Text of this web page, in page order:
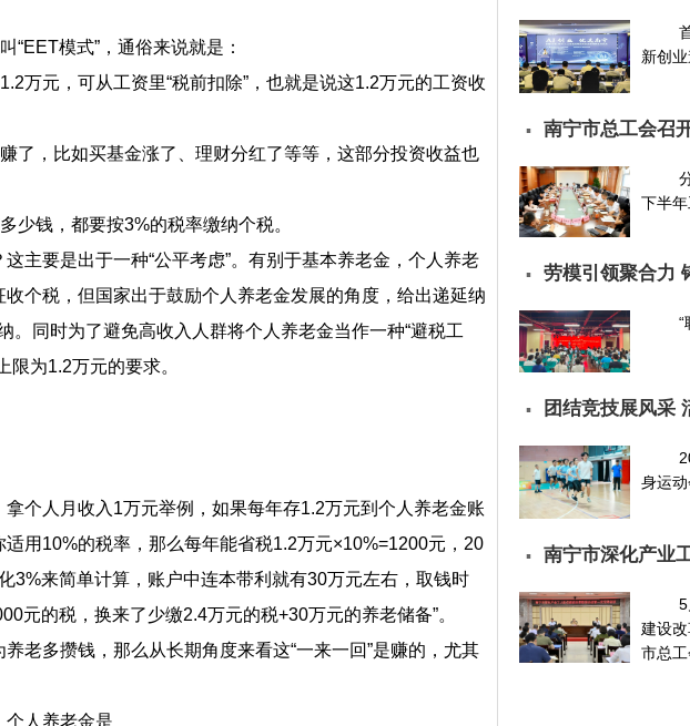
模式”，通俗来说就是：
元，可从工资里“税前扣除”，也就是说这1.2万元的工资收
，比如买基金涨了、理财分红了等等，这部分投资收益也
钱，都要按3%的税率缴纳个税。
要是出于一种“公平考虑”。有别于基本养老金，个人养老
个税，但国家出于鼓励个人养老金发展的角度，给出递延纳
同时为了避免高收入人群将个人养老金当作一种“避税工
为1.2万元的要求。
人月收入1万元举例，如果每年存1.2万元到个人养老金账
适用10%的税率，那么每年能省税1.2万元×10%=1200元，20
3%来简单计算，账户中连本带利就有30万元左右，取钱时
元的税，换来了少缴2.4万元的税+30万元的养老储备”。
多攒钱，那么从长期角度来看这“一来一回”是赚的，尤其
养老金是
请…
新创
▪ 南宁市总工会召
下半
▪ 劳模引领聚合力
“
▪ 团结竞技展风
身运
▪ 南宁市深化产业
建设
市总